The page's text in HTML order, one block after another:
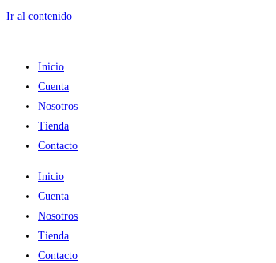
Ir al contenido
Inicio
Cuenta
Nosotros
Tienda
Contacto
Inicio
Cuenta
Nosotros
Tienda
Contacto